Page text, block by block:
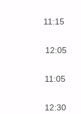
11:15
12:05
11:05
12:30